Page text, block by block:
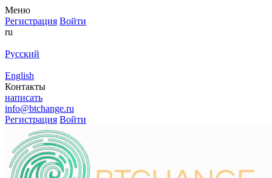
Меню
Регистрация Войти
ru
Русский
English
Контакты
написать
info@btchange.ru
Регистрация Войти